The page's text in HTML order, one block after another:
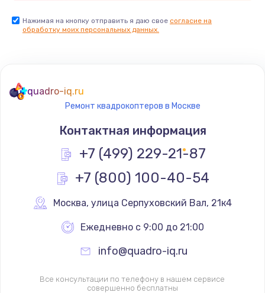
Заказать
Замена термостата
1200 руб.
Заказать
Замена реле
Замена термопредохранителя
700 руб.
Заказать
Нажимая на кнопку отправить я даю свое согласие на
обработку моих персональных данных.
quadro-iq.ru
Ремонт квадрокоптеров в Москве
Контактная информация
+7 (499) 229-21-87
+7 (800) 100-40-54
Москва, улица Серпуховский Вал, 21к4
Ежедневно с 9:00 до 21:00
info@quadro-iq.ru
Все консультации по телефону в нашем сервисе
совершенно бесплатны